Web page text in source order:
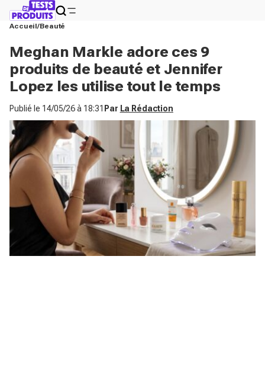
Accueil Beauté
Meghan Markle adore ces 9
produits de beauté et Jennifer
Lopez les utilise tout le temps
Publié le 14/05/26 à 18:31 Par La Rédaction